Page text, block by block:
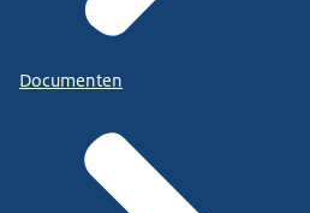
Documenten